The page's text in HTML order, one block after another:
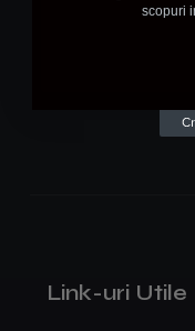
You have no
Link-uri Utile
scopuri